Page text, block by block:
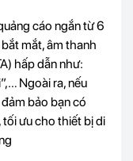
cáo ngắn từ 6
mắt, âm thanh
hấp dẫn như:
Ngoài ra, nếu
bảo bạn có
tối ưu cho thiết bị di